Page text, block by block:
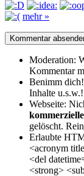
mehr »
Moderation:
Kommentar
Benimm dich!
Inhalte
Webseite:
gelöscht.
Erlaubte
<acronym
<del
<strong>